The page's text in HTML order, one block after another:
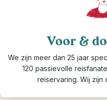
Voor &
We zijn meer dan 25 jaar
120 passievolle
reiservaring. Wij zijn